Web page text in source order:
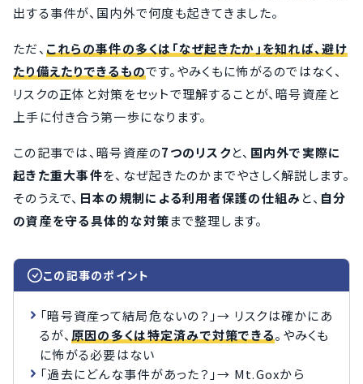
出する事件が、国内外で何度も起きてきました。
ただ、これらの事件の多くは「なぜ起きたか」を知れば、避け
たり備えたりできるものです。やみくもに怖がるのではなく、
リスクの正体と対策をセットで理解することが、暗号資産と
上手に付き合う第一歩になります。
この記事では、暗号資産の7つのリスクと、 国内外で実際に
起きた重大事件を、なぜ起きたのかまでやさしく解説します。
そのうえで、 日本の規制による利用者保護の仕組みと、 自分
の資産を守る具体的な対策まで整理します。
この記事のポイント
「暗号資産って結局危ないの？」→ リスクは確かにあ
るが、原因の多くは特定済みで対策できる。やみくも
に怖がる必要はない
「過去にどんな事件があった？」→ Mt.Goxから